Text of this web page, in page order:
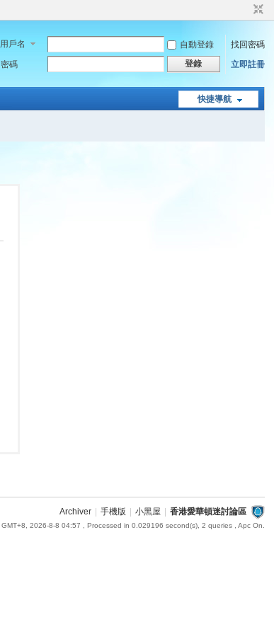
用戶名 自動登錄
找回密碼
密碼
登錄 立即註冊
快捷導航
Archiver 手機版 小黑屋 香港愛華頓迷討論區
GMT+8, 2026-8-8 04:57 , Processed in 0.029196 second(s), 2 queries , Apc On.